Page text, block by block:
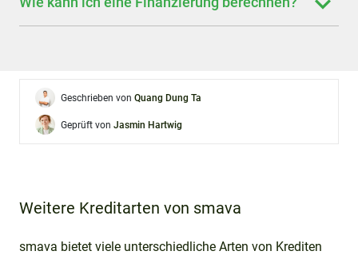
Geschrieben von Quang Dung Ta
Geprüft von Jasmin Hartwig
Weitere Kreditarten von smava
smava bietet viele unterschiedliche Arten von Krediten